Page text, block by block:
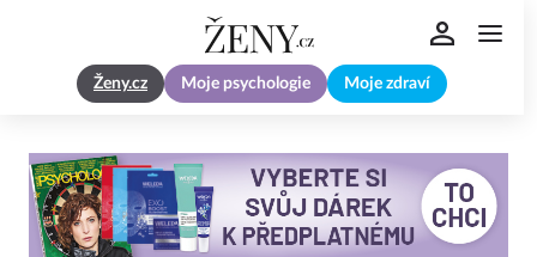
Ženy.cz Moje psychologie Moje zdraví